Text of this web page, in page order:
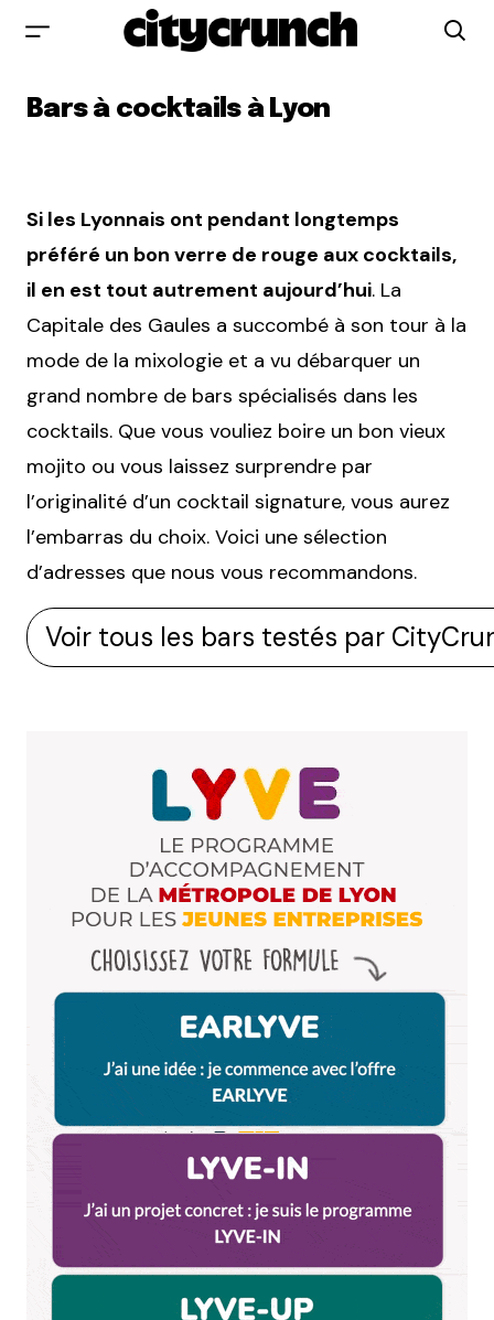
Bars à cocktails à Lyon
Si les Lyonnais ont pendant longtemps
préféré un bon verre de rouge aux cocktails,
il en est tout autrement aujourd’hui. La
Capitale des Gaules a succombé à son tour à la
mode de la mixologie et a vu débarquer un
grand nombre de bars spécialisés dans les
cocktails. Que vous vouliez boire un bon vieux
mojito ou vous laissez surprendre par
l’originalité d’un cocktail signature, vous aurez
l’embarras du choix. Voici une sélection
d’adresses que nous vous recommandons.
Voir tous les bars testés par